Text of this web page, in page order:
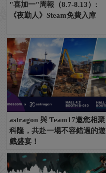
"喜加一"周報（8.7-8.13）:
《夜勤人》Steam免費入庫
astragon 與 Team17邀您相聚
科隆，共赴一場不容錯過的遊
戲盛宴！